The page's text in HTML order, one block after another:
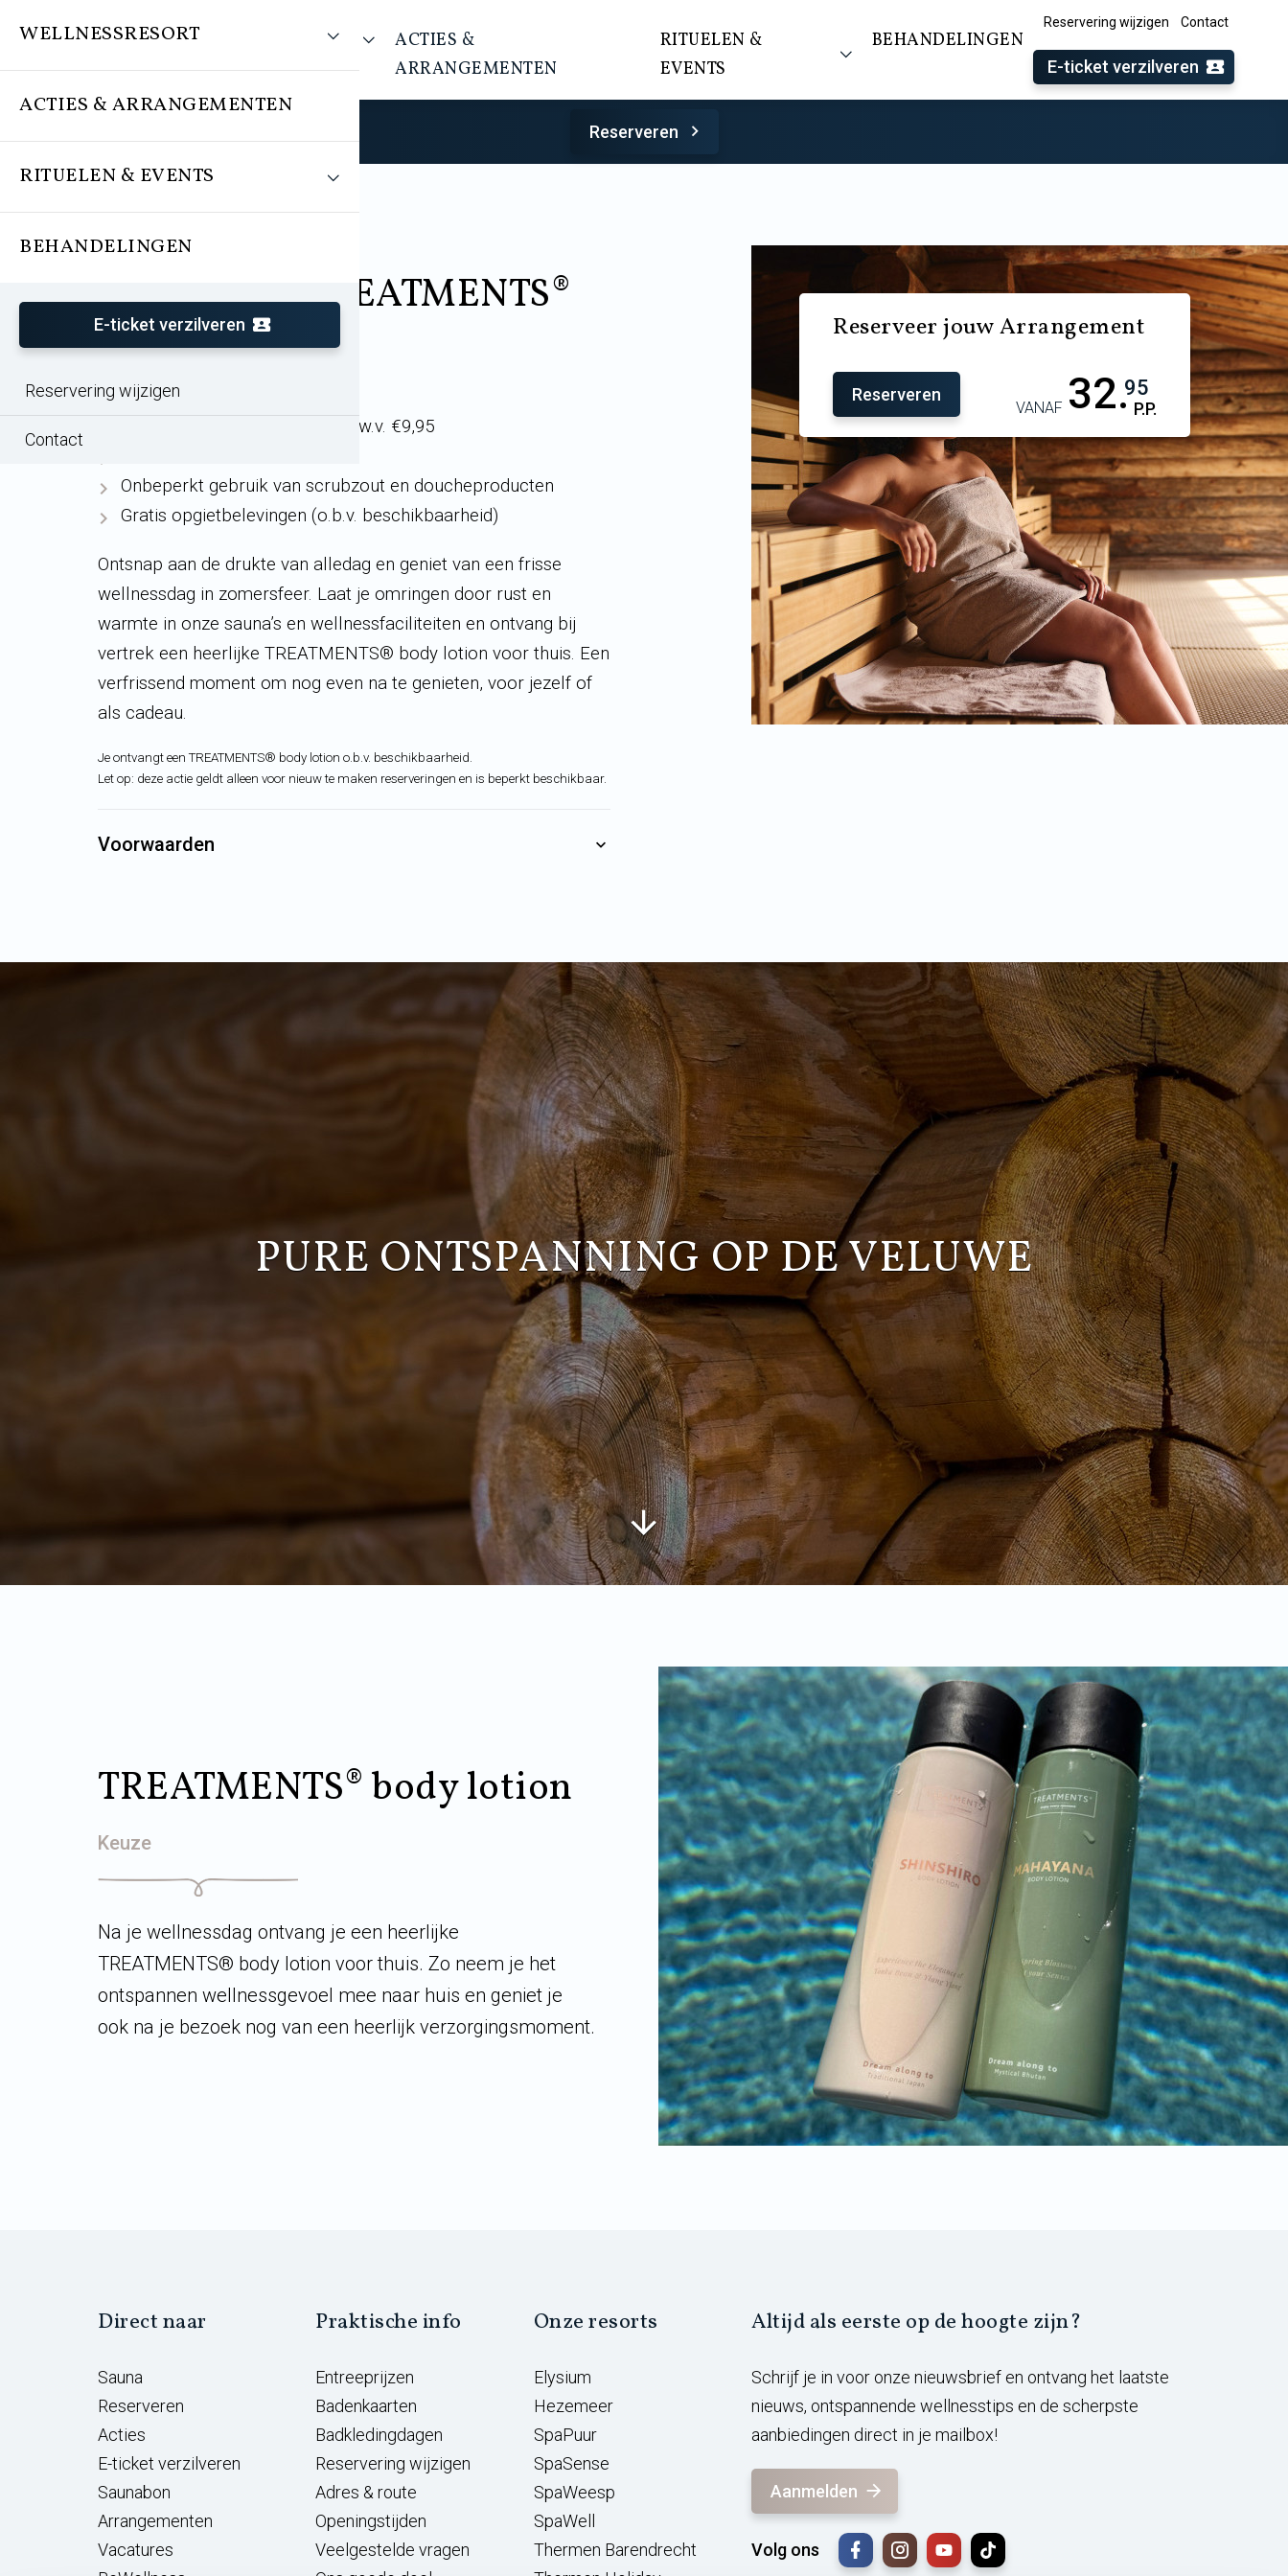
Reservering wijzigen Contact
WELLNESSRESORT
ACTIES &
ARRANGEMENTEN
RITUELEN &
EVENTS
BEHANDELINGEN
E-ticket verzilveren
WELLNESSRESORT
ACTIES & ARRANGEMENTEN
RITUELEN & EVENTS
BEHANDELINGEN
E-ticket verzilveren
Reservering wijzigen
Contact
Reserveren
Zomeractie TREATMENTS®
Entree vanaf 10:00 uur
TREATMENTS® body lotion t.w.v. €9,95
Onbeperkt gebruik van scrubzout en doucheproducten
Gratis opgietbelevingen (o.b.v. beschikbaarheid)
Ontsnap aan de drukte van alledag en geniet van een frisse
wellnessdag in zomersfeer. Laat je omringen door rust en
warmte in onze sauna’s en wellnessfaciliteiten en ontvang bij
vertrek een heerlijke TREATMENTS® body lotion voor thuis. Een
verfrissend moment om nog even na te genieten, voor jezelf of
als cadeau.
Je ontvangt een TREATMENTS® body lotion o.b.v. beschikbaarheid.
Let op: deze actie geldt alleen voor nieuw te maken reserveringen en is beperkt beschikbaar.
Voorwaarden
Reserveer jouw Arrangement
Reserveren
VANAF 32.95
P.P.
PURE ONTSPANNING OP DE VELUWE
TREATMENTS® body lotion
Keuze
Na je wellnessdag ontvang je een heerlijke
TREATMENTS® body lotion voor thuis. Zo neem je het
ontspannen wellnessgevoel mee naar huis en geniet je
ook na je bezoek nog van een heerlijk verzorgingsmoment.
Direct naar
Sauna
Reserveren
Acties
E-ticket verzilveren
Saunabon
Arrangementen
Vacatures
Praktische info
Entreeprijzen
Badenkaarten
Badkledingdagen
Reservering wijzigen
Adres & route
Openingstijden
Veelgestelde vragen
Onze resorts
Elysium
Hezemeer
SpaPuur
SpaSense
SpaWeesp
SpaWell
Thermen Barendrecht
Altijd als eerste op de hoogte zijn?
Schrijf je in voor onze nieuwsbrief en ontvang het laatste
nieuws, ontspannende wellnesstips en de scherpste
aanbiedingen direct in je mailbox!
Aanmelden
Volg ons